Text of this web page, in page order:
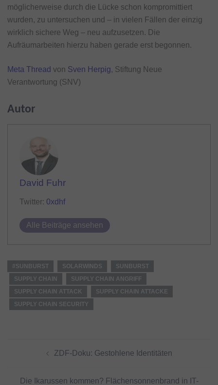
möglicherweise durch die Lücke schon kompromittiert
wurden, zu untersuchen und – in vielen Fällen der einzig
wirklich sichere Weg – neu aufzusetzen. Die
Aufräumarbeiten hierzu haben gerade erst begonnen.
Meta Thread von Sven Herpig, Stiftung Neue
Verantwortung (SNV)
Autor
David Fuhr
Twitter: 0xdhf
Alle Beiträge ansehen
#SUNBURST SOLARWINDS
SUNBURST
SUPPLY CHAIN
SUPPLY CHAIN ANGRIFF
SUPPLY CHAIN ATTACK
SUPPLY CHAIN ATTACKE
SUPPLY CHAIN SECURITY
ZDF-Doku: Gestohlene Identitäten
Die Ikarussen kommen? Flächensonnenbrand in IT-